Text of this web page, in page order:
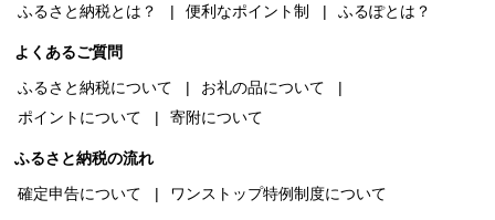
ふるさと納税とは？
便利なポイント制 ふるぽとは？
よくあるご質問
ふるさと納税について
お礼の品について
ポイントについて
寄附について
ふるさと納税の流れ
確定申告について
ワンストップ特例制度について